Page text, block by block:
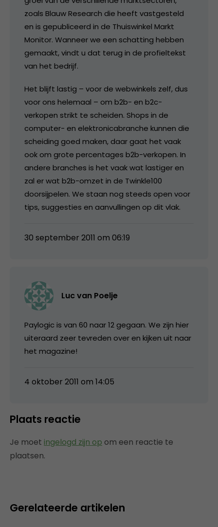
zoals Blauw Research die heeft vastgesteld
en is gepubliceerd in de Thuiswinkel Markt
Monitor. Wanneer we een schatting hebben
gemaakt, vindt u dat terug in de profieltekst
van het bedrijf.
Het blijft lastig – voor de webwinkels zelf, dus
voor ons helemaal – om b2b- en b2c-
verkopen strikt te scheiden. Shops in de
computer- en elektronicabranche kunnen die
scheiding goed maken, daar gaat het vaak
ook om grote percentages b2b-verkopen. In
andere branches is het vaak wat lastiger en
zal er wat b2b-omzet in de Twinkle100
doorsijpelen. We staan nog steeds open voor
tips, suggesties en aanvullingen op dit vlak.
30 september 2011 om 06:19
Luc van Poelje
Paylogic is van 60 naar 12 gegaan. We zijn hier
uiteraard zeer tevreden over en kijken uit naar
het magazine!
4 oktober 2011 om 14:05
Plaats reactie
Je moet ingelogd zijn op om een reactie te
plaatsen.
Gerelateerde artikelen